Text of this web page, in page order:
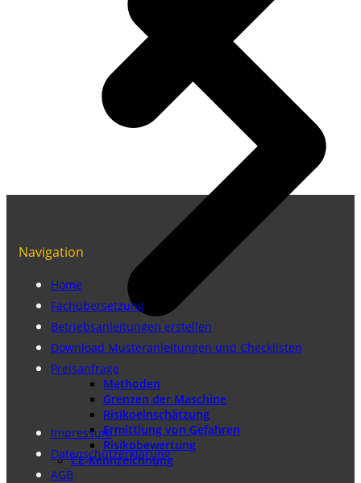
Methoden
Grenzen der Maschine
Risikoeinschätzung
Ermittlung von Gefahren
Risikobewertung
CE-Kennzeichnung
Navigation
Home
Fachübersetzung
Betriebsanleitungen erstellen
Download Musteranleitungen und Checklisten
Preisanfrage
Impressum
Datenschutzerklärung
AGB